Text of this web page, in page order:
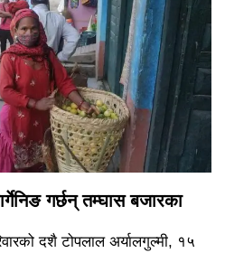
गर्छन् तम्घास बजारका
दशै टोपलाल अर्यालगुल्मी, १५